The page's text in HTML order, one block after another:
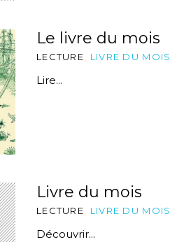
Le livre du mois
LECTURE LIVRE DU MOIS
Lire...
Livre du mois
LECTURE LIVRE DU MOIS
Découvrir...